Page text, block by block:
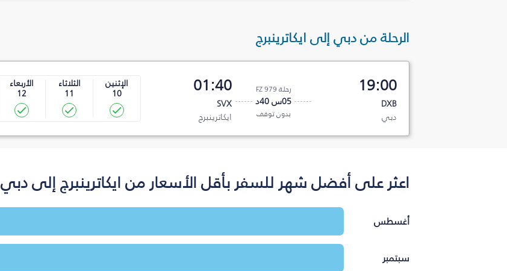
الرحلة من دبي إلى ايكاترينبرج
19:00
DXB
دبي
رحلة FZ 979
05س 40د
بدون توقف
01:40
SVX
ايكاترينبرج
الإثنين
10
الثلاثاء
11
الأربعاء
12
اعثر على أفضل شهر للسفر بأقل الأسعار من ايكاترينبرج إلى دبي
أغسطس
سبتمبر